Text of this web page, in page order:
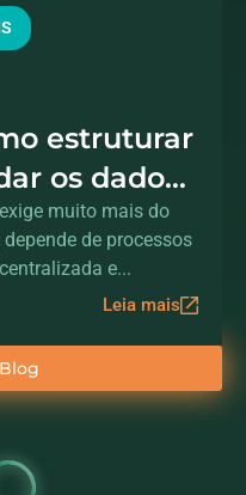
estruturar
os dados
muito mais do
de processos
e...
Leia mais